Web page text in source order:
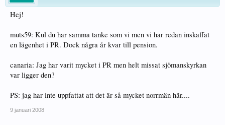
Hej!
muts59: Kul du har samma tanke som vi men vi har redan inskaffat
en lägenhet i PR. Dock några år kvar till pension.
canaria: Jag har varit mycket i PR men helt missat sjömanskyrkan
var ligger den?
PS: jag har inte uppfattat att det är så mycket norrmän här....
9 januari 2008